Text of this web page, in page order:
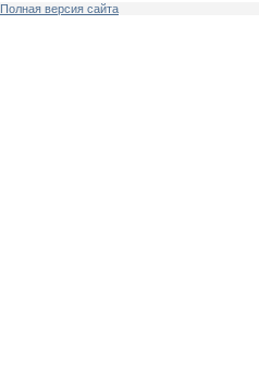
Полная версия сайта